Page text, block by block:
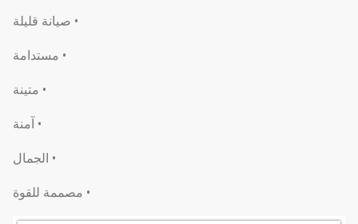
• صيانة قليلة
• مستدامة
• متينة
• آمنة
• الجمال
• مصممة للقوة